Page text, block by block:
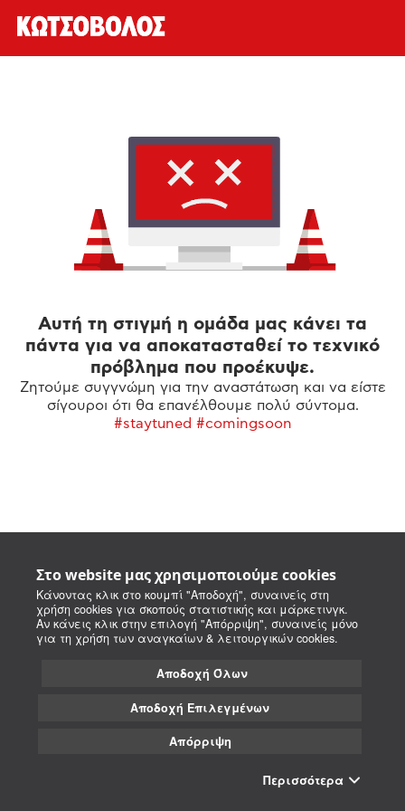
Στο website μας χρησιμοποιούμε cookies
Κάνοντας κλικ στο κουμπί "Αποδοχή", συναινείς στη
χρήση cookies για σκοπούς στατιστικής και μάρκετινγκ.
Αν κάνεις κλικ στην επιλογή "Απόρριψη", συναινείς μόνο
για τη χρήση των αναγκαίων & λειτουργικών cookies.
Αποδοχή Όλων
Αποδοχή Επιλεγμένων
Απόρριψη
Περισσότερα
Αυτή τη στιγμή η ομάδα μας κάνει τα
πάντα για να αποκατασταθεί το τεχνικό
πρόβλημα που προέκυψε.
Ζητούμε συγγνώμη για την αναστάτωση και να είστε
σίγουροι ότι θα επανέλθουμε πολύ σύντομα.
#staytuned #comingsoon